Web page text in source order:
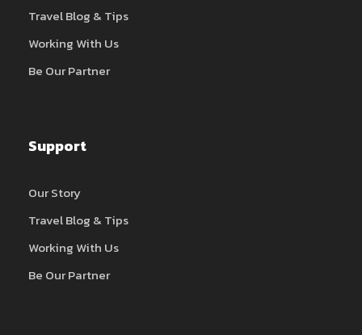
Travel Blog & Tips
Working With Us
Be Our Partner
Support
Our Story
Travel Blog & Tips
Working With Us
Be Our Partner